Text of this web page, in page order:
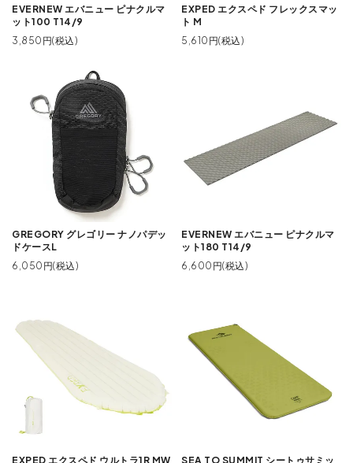
EVERNEW エバニュー ピナクルマ
ット100 T14/9
3,850円(税込)
EXPED エクスペド フレックスマッ
ト M
5,610円(税込)
GREGORY グレゴリー ナノパデッ
ドケースL
6,050円(税込)
EVERNEW エバニュー ピナクルマ
ット180 T14/9
6,600円(税込)
EXPED エクスペド ウルトラ1R MW
SEA TO SUMMIT シートゥサミッ